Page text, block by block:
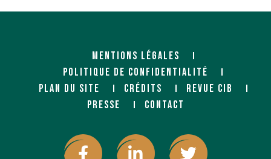
MENTIONS LÉGALES
POLITIQUE DE CONFIDENTIALITÉ
PLAN DU SITE
CRÉDITS
REVUE CIB
PRESSE
CONTACT